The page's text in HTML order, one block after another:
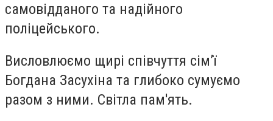
самовідданого та надійного
поліцейського.
Висловлюємо щирі співчуття сім’ї
Богдана Засухіна та глибоко сумуємо
разом з ними. Світла пам'ять.